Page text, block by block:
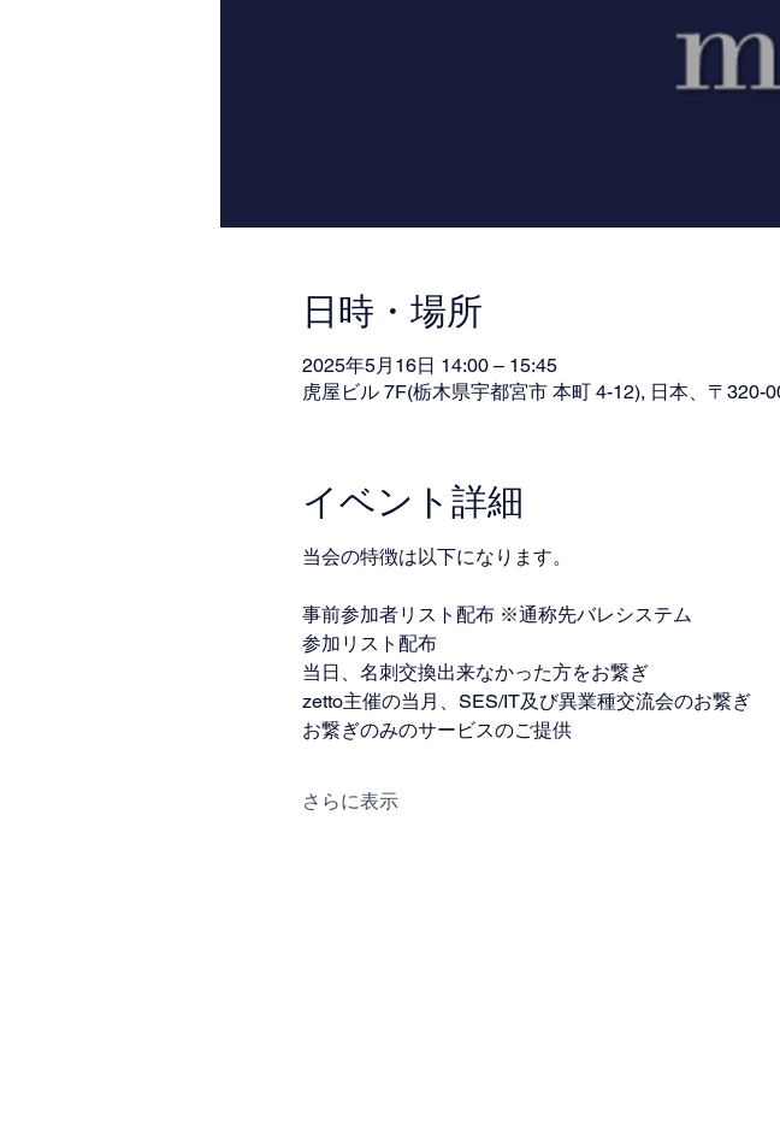
日時・場所
2025年5月16日 14:00 – 15:45
虎屋ビル 7F(栃木県宇都宮市 本町 4-12), 日本、〒320-
イベント詳細
当会の特徴は以下になります。
事前参加者リスト配布 ※通称先バレシステム
参加リスト配布
当日、名刺交換出来なかった方をお繋ぎ
zetto主催の当月、SES/IT及び異業種交流会のお繋ぎ
お繋ぎのみのサービスのご提供
さらに表示